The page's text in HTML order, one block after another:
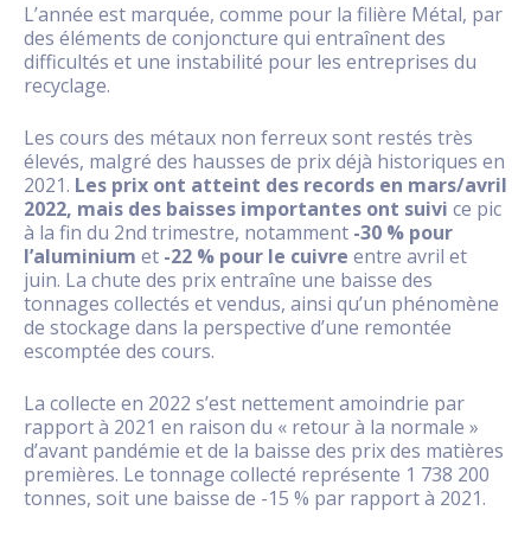
L’année est marquée, comme pour la filière Métal, par
des éléments de conjoncture qui entraînent des
difficultés et une instabilité pour les entreprises du
recyclage.
Les cours des métaux non ferreux sont restés très
élevés, malgré des hausses de prix déjà historiques en
2021. Les prix ont atteint des records en mars/avril
2022, mais des baisses importantes ont suivi ce pic
à la fin du 2nd trimestre, notamment -30 % pour
l’aluminium et -22 % pour le cuivre entre avril et
juin. La chute des prix entraîne une baisse des
tonnages collectés et vendus, ainsi qu’un phénomène
de stockage dans la perspective d’une remontée
escomptée des cours.
La collecte en 2022 s’est nettement amoindrie par
rapport à 2021 en raison du « retour à la normale »
d’avant pandémie et de la baisse des prix des matières
premières. Le tonnage collecté représente 1 738 200
tonnes, soit une baisse de -15 % par rapport à 2021.